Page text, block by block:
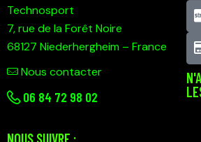
Technosport
7, rue de la Forêt Noire
68127 Niederhergheim – France
Nous contacter
06 84 72 98 02